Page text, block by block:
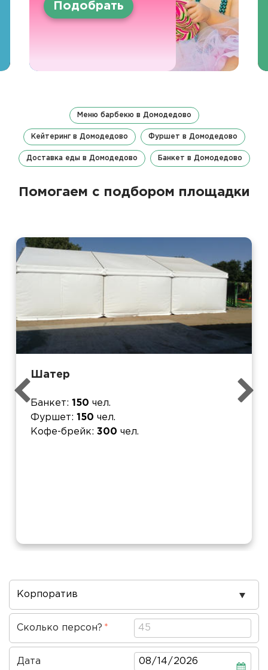
Подобрать
Меню барбекю в Домодедово
Кейтеринг в Домодедово Фуршет в Домодедово
Доставка еды в Домодедово Банкет в Домодедово
Помогаем с подбором площадки
Шатер
Банкет 150 чел.
Фуршет
150 чел.
Кофе-брейк
300 чел.
Повод
проведения
Сколько персон?
Дата Дата